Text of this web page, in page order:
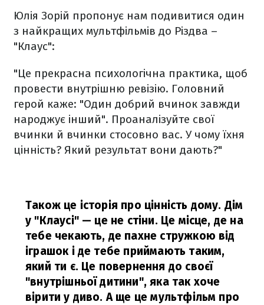
Юлія Зорій пропонує нам подивитися один
з найкращих мультфільмів до Різдва –
"Клаус":
"Це прекрасна психологічна практика, щоб
провести внутрішню ревізію. Головний
герой каже: "Один добрий вчинок завжди
народжує інший". Проаналізуйте свої
вчинки й вчинки стосовно вас. У чому їхня
цінність? Який результат вони дають?"
Також це історія про цінність дому. Дім
у "Клаусі" — це не стіни. Це місце, де на
тебе чекають, де пахне стружкою від
іграшок і де тебе приймають таким,
який ти є. Це повернення до своєї
"внутрішньої дитини", яка так хоче
вірити у диво. А ще це мультфільм про